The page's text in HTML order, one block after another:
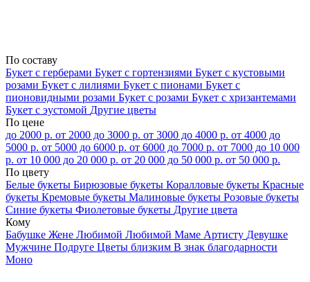
По составу
Букет с герберами Букет с гортензиями Букет с кустовыми
розами Букет с лилиями Букет с пионами Букет с
пионовидными розами Букет с розами Букет с хризантемами
Букет с эустомой Другие цветы
По цене
до 2000 р. от 2000 до 3000 р. от 3000 до 4000 р. от 4000 до
5000 р. от 5000 до 6000 р. от 6000 до 7000 р. от 7000 до 10 000
р. от 10 000 до 20 000 р. от 20 000 до 50 000 р. от 50 000 р.
По цвету
Белые букеты Бирюзовые букеты Коралловые букеты Красные
букеты Кремовые букеты Малиновые букеты Розовые букеты
Синие букеты Фиолетовые букеты Другие цвета
Кому
Бабушке Жене Любимой Любимой Маме Артисту Девушке
Мужчине Подруге Цветы близким В знак благодарности
Моно